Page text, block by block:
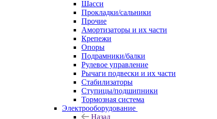
Шасси
Прокладки/сальники
Прочие
Амортизаторы и их части
Крепежи
Опоры
Подрамники/балки
Рулевое управление
Рычаги подвески и их части
Стабилизаторы
Ступицы/подшипники
Тормозная система
Электрооборудование
Назад